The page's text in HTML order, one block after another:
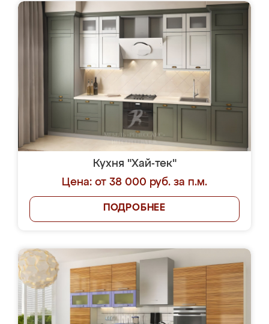
Кухня "Хай-тек"
Цена: от 38 000 руб. за п.м.
ПОДРОБНЕЕ